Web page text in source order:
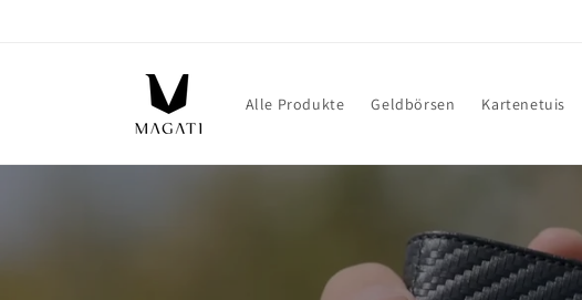
Alle Produkte Geldbörsen Kartenetuis